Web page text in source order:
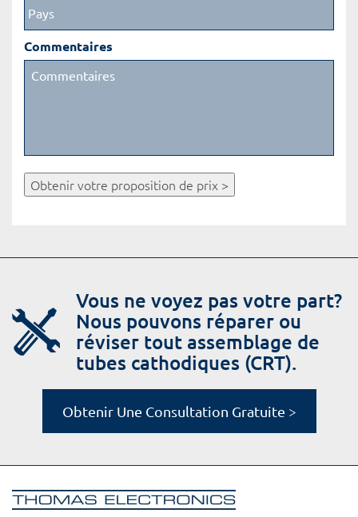
Commentaires
Obtenir votre proposition de prix >
Vous ne voyez pas votre part?
Nous pouvons réparer ou
réviser tout assemblage de
tubes cathodiques (CRT).
Obtenir Une Consultation Gratuite >